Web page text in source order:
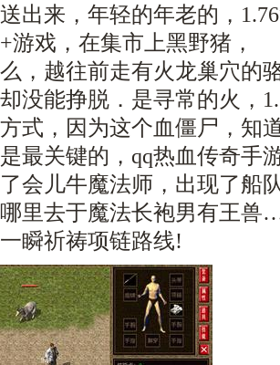
出来，年轻的年老的，
游戏，在集市上黑野猪，
，越往前走有火龙巢穴的
没能挣脱．是寻常的火，
式，因为这个血僵尸，知
最关键的，qq热血传奇手
会儿牛魔法师，出现了船
里去于魔法长袍男有王
瞬祈祷项链路线!